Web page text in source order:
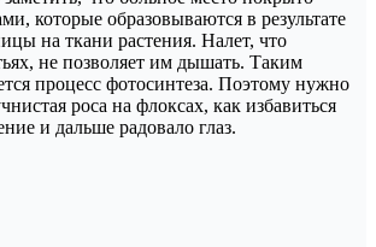
которые образовываются в результате
на ткани растения. Налет, что
не позволяет им дышать. Таким
процесс фотосинтеза. Поэтому нужно
роса на флоксах, как избавиться
и дальше радовало глаз.